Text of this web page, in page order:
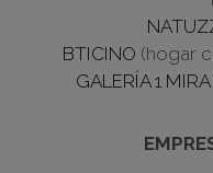
BTICINO (hogar
GALERÍA 1